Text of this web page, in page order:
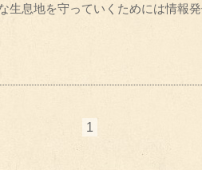
生息地を守っていくためには情報
1